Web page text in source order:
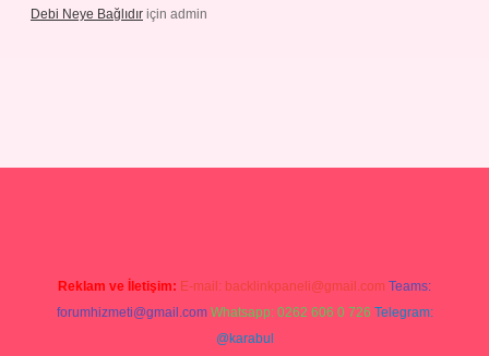
Debi Neye Bağlıdır için admin
Reklam ve İletişim: E-mail: backlinkpaneli@gmail.com Teams:
forumhizmeti@gmail.com Whatsapp: 0262 606 0 726 Telegram:
@karabul